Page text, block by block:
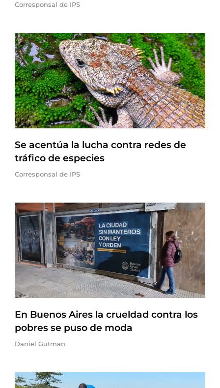
Corresponsal de IPS
Se acentúa la lucha contra redes de
tráfico de especies
Corresponsal de IPS
En Buenos Aires la crueldad contra los
pobres se puso de moda
Daniel Gutman